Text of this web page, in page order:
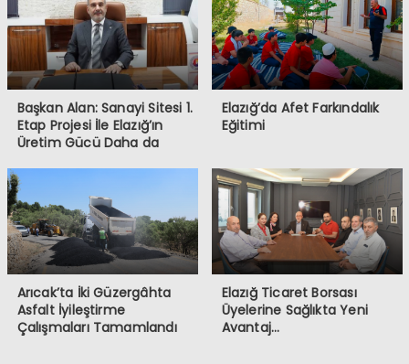
Başkan Alan: Sanayi Sitesi 1.
Etap Projesi İle Elazığ’ın
Üretim Gücü Daha da
Elazığ’da Afet Farkındalık
Eğitimi
Arıcak’ta İki Güzergâhta
Asfalt İyileştirme
Çalışmaları Tamamlandı
Elazığ Ticaret Borsası
Üyelerine Sağlıkta Yeni
Avantaj…